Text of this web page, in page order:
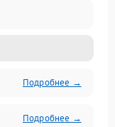
Подробнее →
Подробнее →